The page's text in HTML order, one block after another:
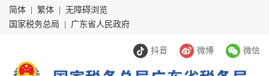
简体 繁体
无障碍浏览
国家税务总局
广东省人民政府
抖音 微博 微信